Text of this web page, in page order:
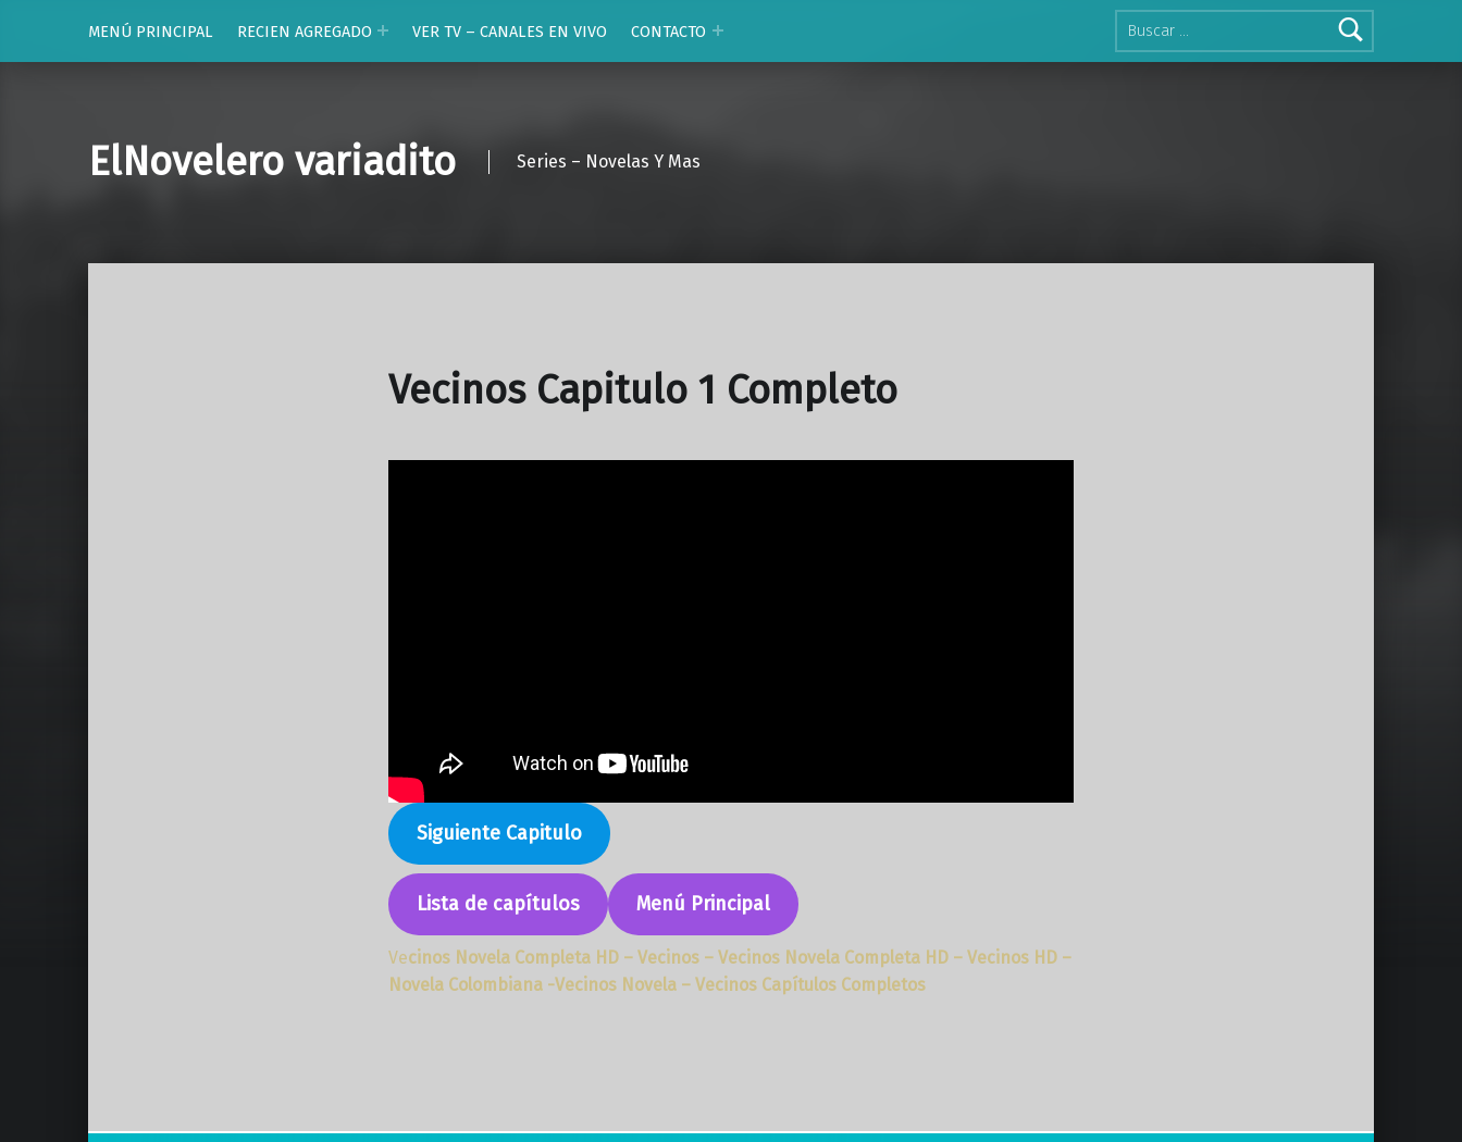
Buscar:
MENÚ PRINCIPAL
RECIEN AGREGADO VER TV – CANALES EN VIVO CONTACTO
ElNovelero variadito Series – Novelas Y Mas
Vecinos Capitulo 1 Completo
Siguiente Capitulo
Lista de capítulos Menú Principal
Vecinos Novela Completa HD – Vecinos – Vecinos Novela Completa HD – Vecinos HD –
Novela Colombiana -Vecinos Novela – Vecinos Capítulos Completos
Navegación de entradas